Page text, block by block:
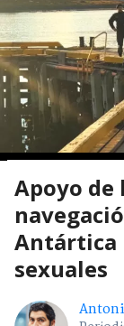
Apoyo de
Antártica
sexuales